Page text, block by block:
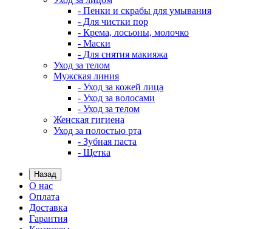
- Пенки и скрабы для умывания
- Для чистки пор
- Крема, лосьоны, молочко
- Маски
- Для снятия макияжа
Уход за телом
Мужская линия
- Уход за кожей лица
- Уход за волосами
- Уход за телом
Женская гигиена
Уход за полостью рта
- Зубная паста
- Щетка
Назад
О нас
Оплата
Доставка
Гарантия